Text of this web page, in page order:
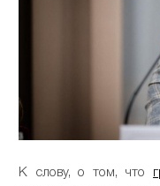
К слову, о том, что